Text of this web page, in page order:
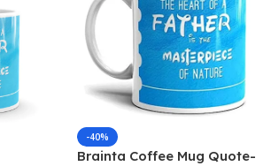
-40%
Brainta Coffee Mug Quote-